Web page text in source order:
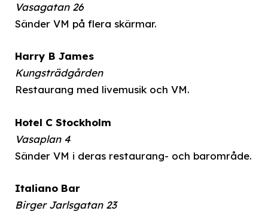
Vasagatan 26
Sänder VM på flera skärmar.
Harry B James
Kungsträdgården
Restaurang med livemusik och VM.
Hotel C Stockholm
Vasaplan 4
Sänder VM i deras restaurang- och barområde.
Italiano Bar
Birger Jarlsgatan 23